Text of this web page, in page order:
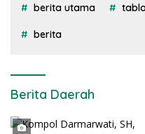
berita utama
berita
Berita Daerah